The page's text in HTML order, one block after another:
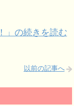
」の続きを読む
以前の記事へ